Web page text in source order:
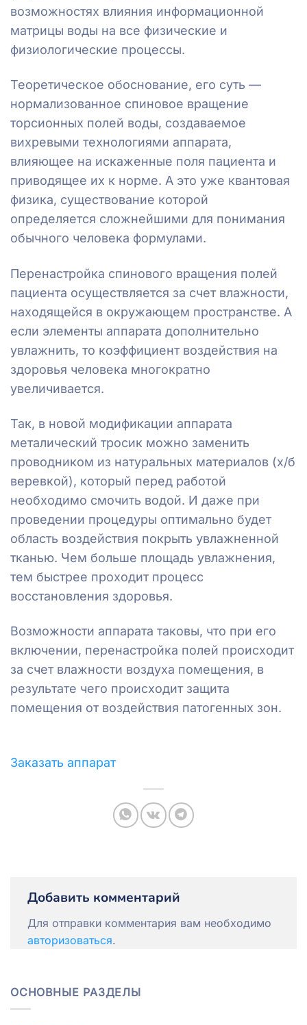
возможностях влияния информационной
матрицы воды на все физические и
физиологические процессы.
Теоретическое обоснование, его суть —
нормализованное спиновое вращение
торсионных полей воды, создаваемое
вихревыми технологиями аппарата,
влияющее на искаженные поля пациента и
приводящее их к норме. А это уже квантовая
физика, существование которой
определяется сложнейшими для понимания
обычного человека формулами.
Перенастройка спинового вращения полей
пациента осуществляется за счет влажности,
находящейся в окружающем пространстве. А
если элементы аппарата дополнительно
увлажнить, то коэффициент воздействия на
здоровья человека многократно
увеличивается.
Так, в новой модификации аппарата
металический тросик можно заменить
проводником из натуральных материалов (х/б
веревкой), который перед работой
необходимо смочить водой. И даже при
проведении процедуры оптимально будет
область воздействия покрыть увлажненной
тканью. Чем больше площадь увлажнения,
тем быстрее проходит процесс
восстановления здоровья.
Возможности аппарата таковы, что при его
включении, перенастройка полей происходит
за счет влажности воздуха помещения, в
результате чего происходит защита
помещения от воздействия патогенных зон.
Заказать аппарат
Добавить комментарий
Для отправки комментария вам необходимо
авторизоваться.
ОСНОВНЫЕ РАЗДЕЛЫ